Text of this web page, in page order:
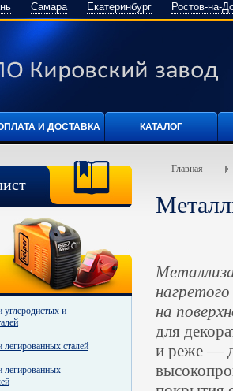
Самара Екатеринбург Ростов-на-
И ДОСТАВКА КАТАЛОГ
углеродистых и
сталей
легированных
Главная
на
для
и реже —